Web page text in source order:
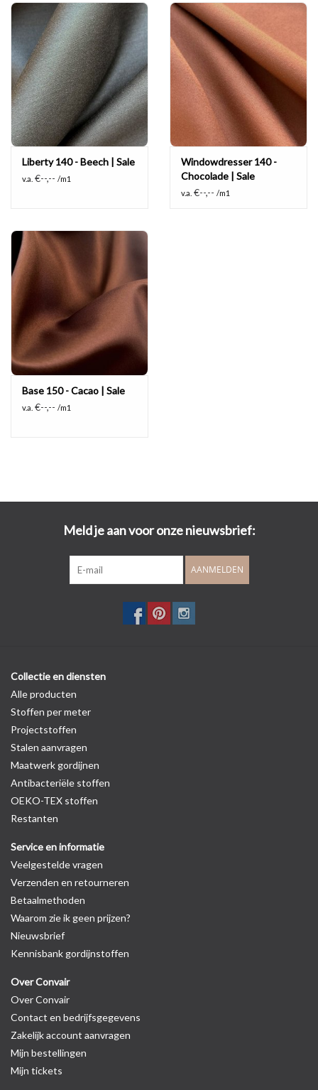
Liberty 140 - Beech | Sale
v.a. €--,-- /m1
Windowdresser 140 -
Chocolade | Sale
v.a. €--,-- /m1
Base 150 - Cacao | Sale
v.a. €--,-- /m1
Meld je aan voor onze nieuwsbrief:
AANMELDEN
Collectie en diensten
Alle producten
Stoffen per meter
Projectstoffen
Stalen aanvragen
Maatwerk gordijnen
Antibacteriële stoffen
OEKO-TEX stoffen
Restanten
Service en informatie
Veelgestelde vragen
Verzenden en retourneren
Betaalmethoden
Waarom zie ik geen prijzen?
Nieuwsbrief
Kennisbank gordijnstoffen
Over Convair
Over Convair
Contact en bedrijfsgegevens
Zakelijk account aanvragen
Mijn bestellingen
Mijn tickets